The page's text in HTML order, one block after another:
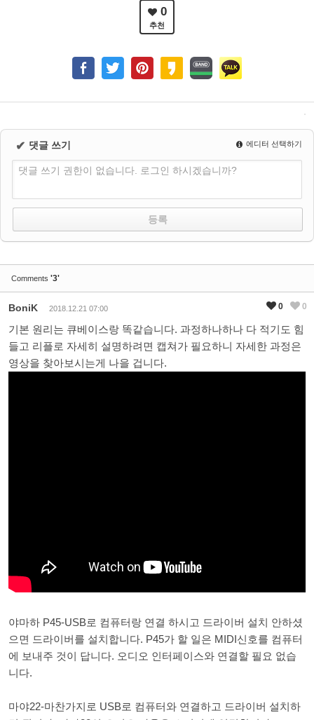
0
추천
✔ 댓글 쓰기 에디터 선택하기
댓글 쓰기 권한이 없습니다. 로그인 하시겠습니까?
Comments '3'
BoniK 2018.12.21 07:00
기본 원리는 큐베이스랑 똑같습니다. 과정하나하나 다 적기도 힘
들고 리플로 자세히 설명하려면 캡쳐가 필요하니 자세한 과정은
영상을 찾아보시는게 나을 겁니다.
야마하 P45-USB로 컴퓨터랑 연결 하시고 드라이버 설치 안하셨
으면 드라이버를 설치합니다. P45가 할 일은 MIDI신호를 컴퓨터
에 보내주 것이 답니다. 오디오 인터페이스와 연결할 필요 없습
니다.
마야22-마찬가지로 USB로 컴퓨터와 연결하고 드라이버 설치하
0 0